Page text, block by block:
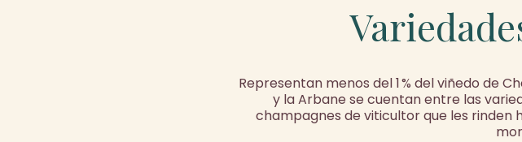
Representan menos del 1 % del viñedo de
y la Arbane se cuentan entre las
champagnes de viticultor que les rinden